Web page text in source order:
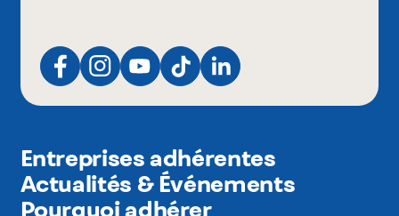
Entreprises adhérentes
Actualités & Événements
Pourquoi adhérer